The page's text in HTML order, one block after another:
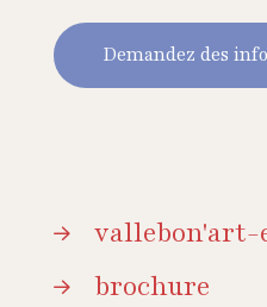
Demandez des
vallebon'art-
brochure